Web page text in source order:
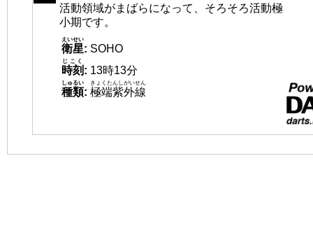
活動領域がまばらになって、そろそろ活動極
小期です。
衛星
えいせい
: SOHO
時刻
じこく
: 13時13分
種類
しゅるい
: 極端紫外線
きょくたんしがいせん